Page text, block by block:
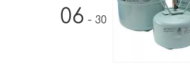
06 - 30